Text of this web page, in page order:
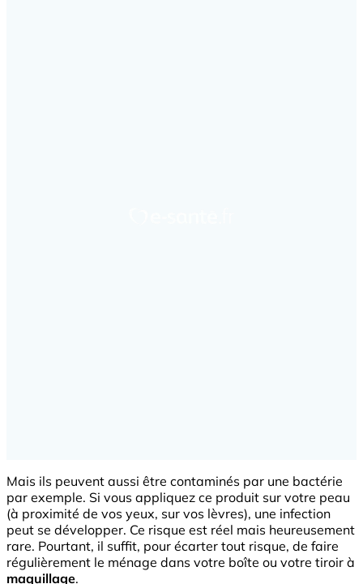
Mais ils peuvent aussi être contaminés par une bactérie
par exemple. Si vous appliquez ce produit sur votre peau
(à proximité de vos yeux, sur vos lèvres), une infection
peut se développer. Ce risque est réel mais heureusement
rare. Pourtant, il suffit, pour écarter tout risque, de faire
régulièrement le ménage dans votre boîte ou votre tiroir à
maquillage.